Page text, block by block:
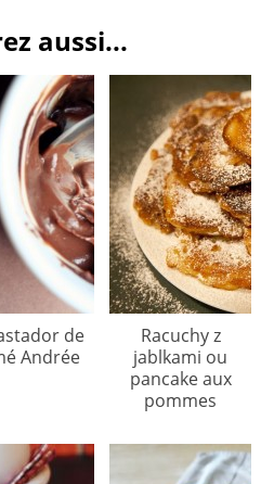
aussi...
de
Andrée
Racuchy z
jablkami ou
pancake aux
pommes